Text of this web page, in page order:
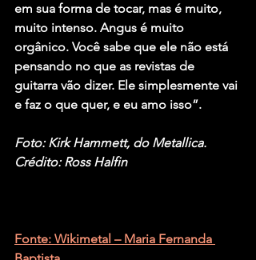
em sua forma de tocar, mas é muito,
muito intenso. Angus é muito
orgânico. Você sabe que ele não está
pensando no que as revistas de
guitarra vão dizer. Ele simplesmente vai
e faz o que quer, e eu amo isso”.
Foto: Kirk Hammett, do Metallica.
Crédito: Ross Halfin
Fonte: Wikimetal – Maria Fernanda